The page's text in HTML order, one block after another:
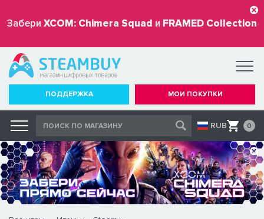
Забери XCOM: Chimera Squad и FRAMED Collection
бесплатно
ПОДДЕРЖКА МОИ ПОКУПКИ
RUB 0